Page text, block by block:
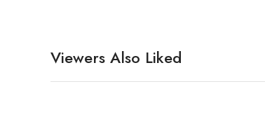
Viewers Also Liked